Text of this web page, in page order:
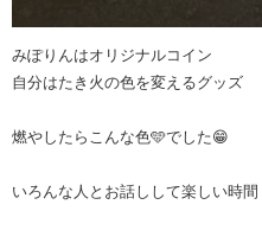
みぽりんはオリジナルコイン
自分はたき火の色を変えるグッズ
燃やしたらこんな色🩵でした😁
いろんな人とお話しして楽しい時間